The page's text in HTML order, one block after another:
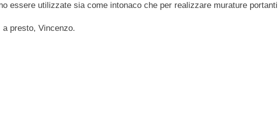
essere utilizzate sia come intonaco che per realizzare murature
presto, Vincenzo.